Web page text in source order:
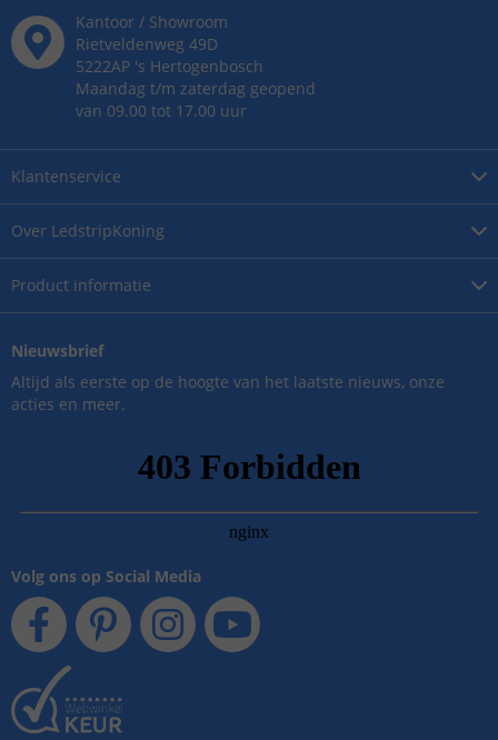
Over LedstripKoning
Product informatie
Klantenservice
Kantoor / Showroom
Rietveldenweg 49D
5222AP 's Hertogenbosch
Maandag t/m zaterdag geopend
van 09.00 tot 17.00 uur
Nieuwsbrief
Altijd als eerste op de hoogte van het laatste nieuws, onze
acties en meer.
Volg ons op Social Media